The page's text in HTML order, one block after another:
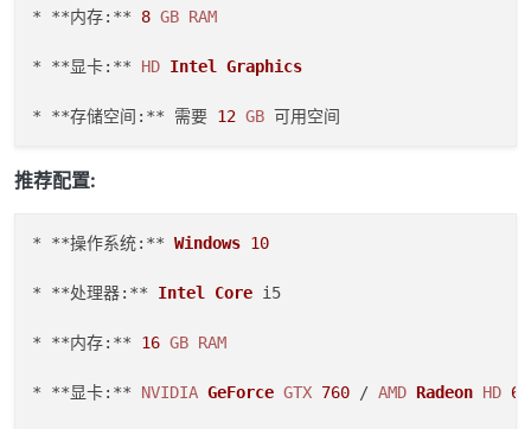
* **内存:** 8 GB RAM
* **显卡:** HD Intel Graphics
* **存储空间:** 需要 12 GB
推荐配置:
* **操作系统:** Windows 10
* **处理器:** Intel Core i5
* **内存:** 16 GB RAM
* **显卡:** NVIDIA GeForce GTX 760 / AMD Radeon HD